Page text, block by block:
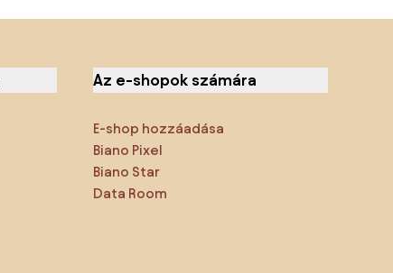
Az e-shopok számára
E-shop hozzáadása
Biano Pixel
Biano Star
Data Room